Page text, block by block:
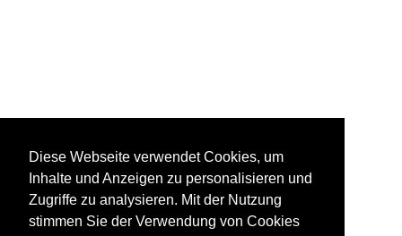
Diese Webseite verwendet Cookies, um
Inhalte und Anzeigen zu personalisieren und
Zugriffe zu analysieren. Mit der Nutzung
stimmen Sie der Verwendung von Cookies